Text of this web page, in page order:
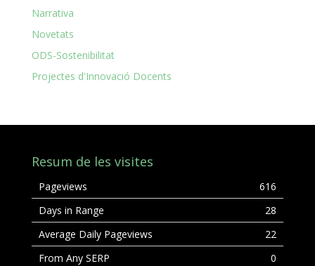
Narrativa
Novetats
ODS-Sostenibilitat
Projectes d'Innovació Docents
Resum de les visites
Pageviews
616
Days in Range
28
Average Daily Pageviews
22
From Any SERP
0